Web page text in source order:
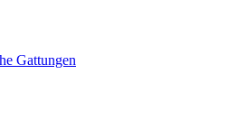
Gattungen